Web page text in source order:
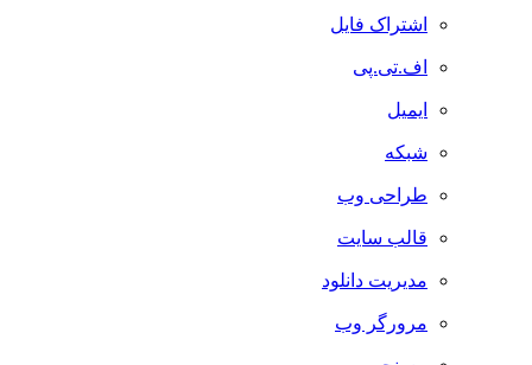
اشتراک فایل
اف.تی.پی
ایمیل
شبکه
طراحی وب
قالب سایت
مدیریت دانلود
مرورگر وب